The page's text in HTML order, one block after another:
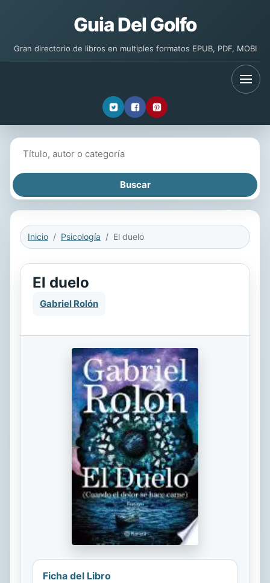
Guia Del Golfo
Gran directorio de libros en multiples formatos EPUB, PDF, MOBI
Inicio Psicología El duelo
El duelo
Gabriel Rolón
Ficha del Libro